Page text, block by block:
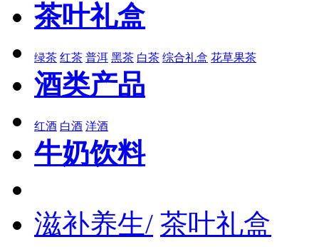
茶叶礼盒
绿茶 红茶 普洱 黑茶 白茶 综合礼盒 花草果茶
酒类产品
红酒 白酒 洋酒
牛奶饮料
滋补养生/ 茶叶礼盒